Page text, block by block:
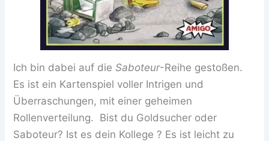
Ich bin dabei auf dieSaboteur-Reihe gestoßen.
Es ist ein Kartenspiel voller Intrigen und
Überraschungen, mit einer geheimen
Rollenverteilung. Bist du Goldsucher oder
Saboteur? Ist es dein Kollege ? Es ist leicht zu